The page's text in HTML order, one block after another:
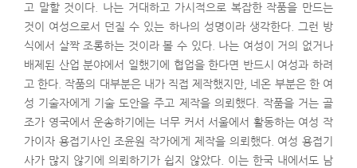
고 말할 것이다. 나는 거대하고 가시적으로 복잡한 작품을 만드는
것이 여성으로서 던질 수 있는 하나의 성명이라 생각한다. 그런 방
식에서 살짝 조롱하는 것이라 볼 수 있다. 나는 여성이 거의 없거나
배제된 산업 분야에서 일했기에 협업을 한다면 반드시 여성과 하려
고 한다. 작품의 대부분은 내가 직접 제작했지만, 네온 부분은 한 여
성 기술자에게 기술 도안을 주고 제작을 의뢰했다. 작품을 거는 골
조가 영국에서 운송하기에는 너무 커서 서울에서 활동하는 여성 작
가이자 용접기사인 조윤원 작가에게 제작을 의뢰했다. 여성 용접기
사가 많지 않기에 의뢰하기가 쉽지 않았다. 이는 한국 내에서도 남